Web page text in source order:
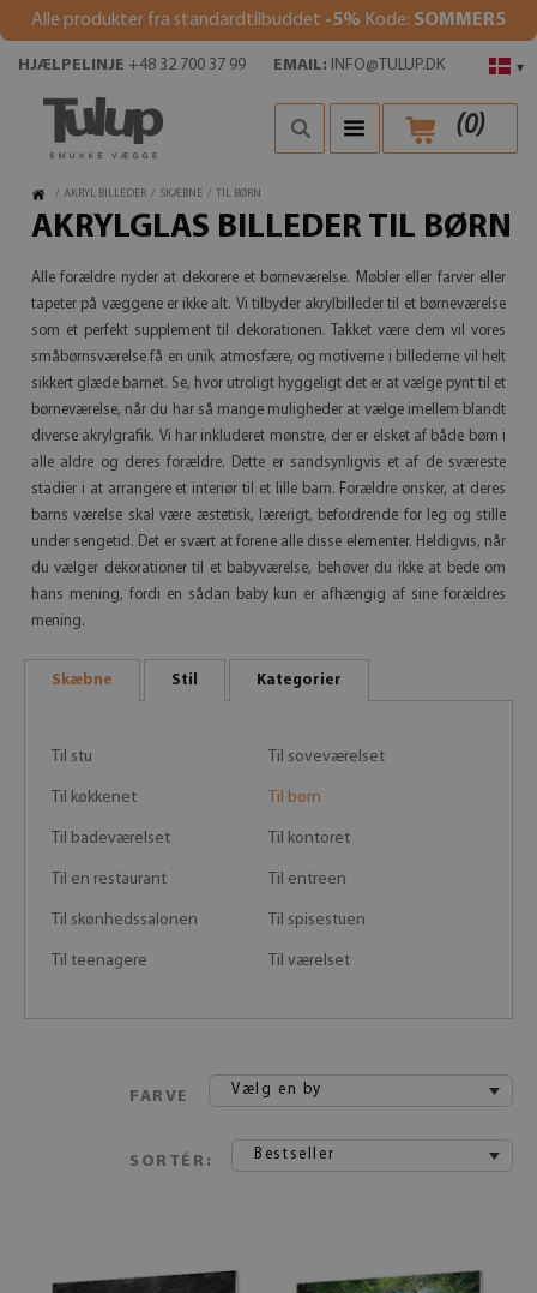
Alle produkter fra standardtilbuddet -5% Kode: SOMMER5
▾
HJÆLPELINJE +48 32 700 37 99 EMAIL: INFO@TULUP.DK
(0)
/ AKRYL BILLEDER / SKÆBNE / TIL BØRN
AKRYLGLAS BILLEDER TIL BØRN
Alle forældre nyder at dekorere et børneværelse. Møbler eller farver eller
tapeter på væggene er ikke alt. Vi tilbyder akrylbilleder til et børneværelse
som et perfekt supplement til dekorationen. Takket være dem vil vores
småbørnsværelse få en unik atmosfære, og motiverne i billederne vil helt
sikkert glæde barnet. Se, hvor utroligt hyggeligt det er at vælge pynt til et
børneværelse, når du har så mange muligheder at vælge imellem blandt
diverse akrylgrafik. Vi har inkluderet mønstre, der er elsket af både børn i
alle aldre og deres forældre. Dette er sandsynligvis et af de sværeste
stadier i at arrangere et interiør til et lille barn. Forældre ønsker, at deres
barns værelse skal være æstetisk, lærerigt, befordrende for leg og stille
under sengetid. Det er svært at forene alle disse elementer. Heldigvis, når
du vælger dekorationer til et babyværelse, behøver du ikke at bede om
hans mening, fordi en sådan baby kun er afhængig af sine forældres
mening.
Skæbne Stil Kategorier
Til stu Til soveværelset
Til køkkenet Til børn
Til badeværelset Til kontoret
Til en restaurant Til entreen
Til skønhedssalonen Til spisestuen
Til teenagere Til værelset
FARVE Vælg en by
SORTÉR: Bestseller